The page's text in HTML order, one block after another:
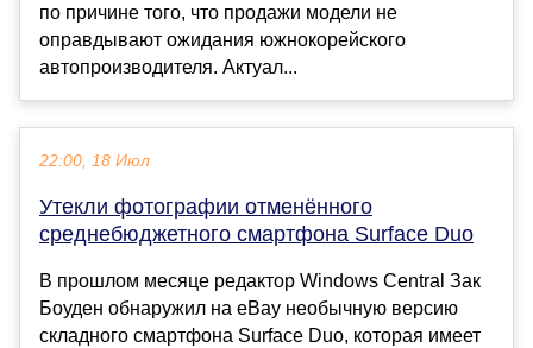
по причине того, что продажи модели не
оправдывают ожидания южнокорейского
автопроизводителя. Актуал...
22:00, 18 Июл
Утекли фотографии отменённого
среднебюджетного смартфона Surface Duo
В прошлом месяце редактор Windows Central Зак
Боуден обнаружил на eBay необычную версию
складного смартфона Surface Duo, которая имеет